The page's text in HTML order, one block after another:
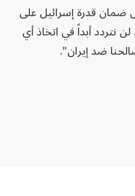
قدرة إسرائيل على
نتردد أبداً في اتخاذ أي
ضد إيران".